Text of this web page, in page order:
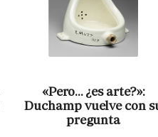
«Pero… ¿es arte?»:
Duchamp vuelve con
pregunta